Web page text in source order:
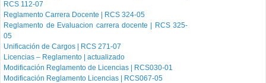
RCS 112-07
Reglamento Carrera Docente | RCS 324-05
Reglamento de Evaluacion carrera docente | RCS 325-
05
Unificación de Cargos | RCS 271-07
Licencias – Reglamento | actualizado
Modificación Reglamento de Licencias | RCS030-01
Modificación Reglamento Licencias | RCS067-05